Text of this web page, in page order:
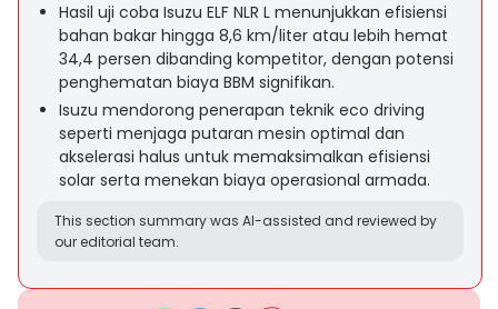
Hasil uji coba Isuzu ELF NLR L menunjukkan efisiensi
bahan bakar hingga 8,6 km/liter atau lebih hemat
34,4 persen dibanding kompetitor, dengan potensi
penghematan biaya BBM signifikan.
Isuzu mendorong penerapan teknik eco driving
seperti menjaga putaran mesin optimal dan
akselerasi halus untuk memaksimalkan efisiensi
solar serta menekan biaya operasional armada.
This section summary was AI-assisted and reviewed by
our editorial team.